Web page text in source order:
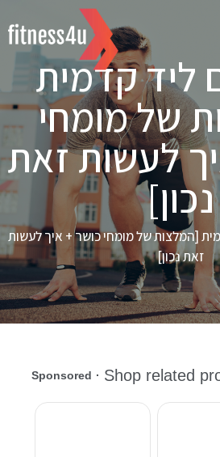
ליד קדמית
של מומחי
לעשות זאת
נכון]
[המלצות של מומחי כושר + איך לעשות
זאת נכון]